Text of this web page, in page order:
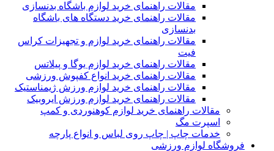
مقالات راهنمای خرید لوازم باشگاه بدنسازی
مقالات راهنمای خرید دستگاه های باشگاه
بدنسازی
مقالات راهنمای خرید لوازم و تجهیزات کراس
فیت
مقالات راهنمای خرید لوازم یوگا و پیلاتس
مقالات راهنمای خرید انواع کفپوش ورزشی
مقالات راهنمای خرید لوازم ورزش ژیمناستیک
مقالات راهنمای خرید لوازم ورزش ایروبیک
مقالات راهنمای خرید لوازم کوهنوردی و کمپ
اسپرت مگ
خدمات چاپ | چاپ روی لباس و انواع پارچه
فروشگاه لوازم ورزشی